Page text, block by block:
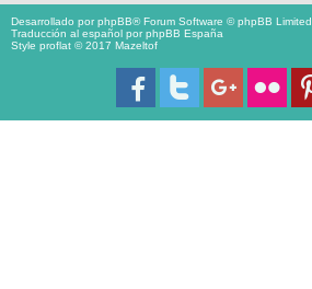
Desarrollado porphpBB® Forum Software © phpBB Limited
Traducción al español porphpBB España
Style proflat © 2017 Mazeltof